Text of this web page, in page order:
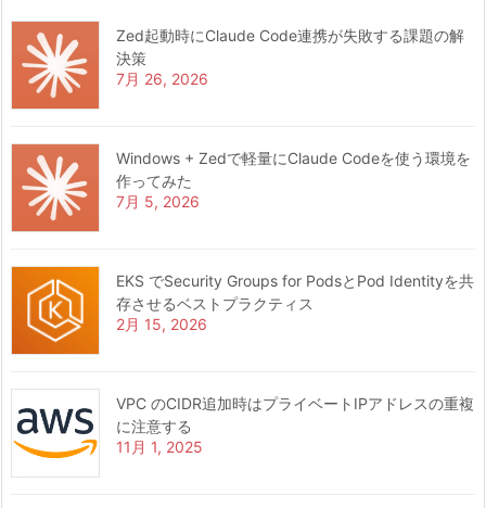
Zed起動時にClaude Code連携が失敗する課題の解
決策
7月 26, 2026
Windows + Zedで軽量にClaude Codeを使う環境を
作ってみた
7月 5, 2026
EKS でSecurity Groups for PodsとPod Identityを共
存させるベストプラクティス
2月 15, 2026
VPC のCIDR追加時はプライベートIPアドレスの重複
に注意する
11月 1, 2025